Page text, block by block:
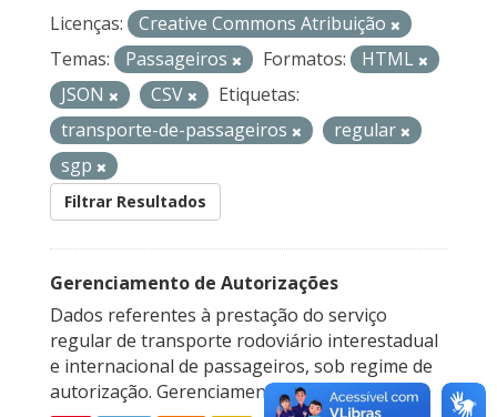
Licenças:
Creative Commons Atribuição
Temas:
Passageiros Formatos:
HTML
JSON
CSV
Etiquetas:
transporte-de-passageiros
regular
sgp
Filtrar Resultados
Gerenciamento de Autorizações
Dados referentes à prestação do serviço
regular de transporte rodoviário interestadual
e internacional de passageiros, sob regime de
autorização. Gerenciamento de Autorizações...